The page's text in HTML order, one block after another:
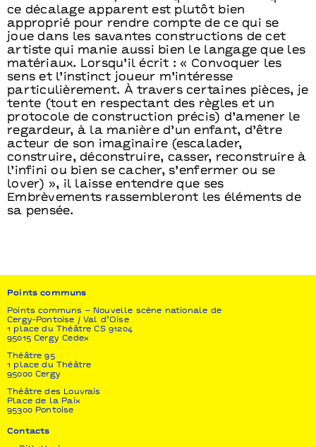
ce décalage apparent est plutôt bien
approprié pour rendre compte de ce qui se
joue dans les savantes constructions de cet
artiste qui manie aussi bien le langage que les
matériaux. Lorsqu’il écrit : « Convoquer les
sens et l’instinct joueur m’intéresse
particulièrement. À travers certaines pièces, je
tente (tout en respectant des règles et un
protocole de construction précis) d’amener le
regardeur, à la manière d’un enfant, d’être
acteur de son imaginaire (escalader,
construire, déconstruire, casser, reconstruire à
l’infini ou bien se cacher, s’enfermer ou se
lover) », il laisse entendre que ses
Embrèvements rassembleront les éléments de
sa pensée.
Points communs
Points communs – Nouvelle scène nationale de
Cergy-Pontoise / Val d’Oise
1 place du Théâtre CS 91204
95015 Cergy Cedex
Théâtre 95
1 place du Théâtre
95000 Cergy
Théâtre des Louvrais
Place de la Paix
95300 Pontoise
Contacts